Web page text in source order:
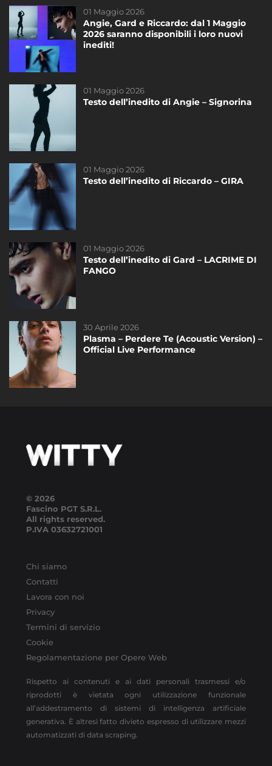
01 Maggio 2026
Angie, Gard e Riccardo: dal 1 Maggio
2026 saranno disponibili i loro nuovi
inediti!
01 Maggio 2026
Testo dell’inedito di Angie – Signorina
01 Maggio 2026
Testo dell’inedito di Riccardo – GIRA
01 Maggio 2026
Testo dell’inedito di Gard – LACRIME DI
FANGO
30 Aprile 2026
Plasma – Perdere Te (Acoustic Version) –
Official Live Performance
27 Gennaio 2026
I nuovi inediti dei cantanti di #Amici25:
ascoltali ora!
14 Marzo 2023
Testo dell’inedito di Federica – Scivola
21 Novembre 2020
Riassunto dello Speciale di sabato del
14 Maggio 2025
La finale di #Amici24 – Televoto!
19 Dicembre 2020
Riassunto dello speciale del sabato di
#Amici20 del 19 Dicembre
© 2026
Fascino PGT S.R.L.
All rights reserved.
P.IVA 03632721001
Chi siamo
Contatti
Lavora con noi
Privacy
Termini di servizio
Cookie
Regolamentazione per Opere Web
Rispetto ai contenuti e ai dati personali trasmessi e/o
riprodotti è vietata ogni utilizzazione funzionale
all’addestramento di sistemi di intelligenza artificiale
generativa. È altresì fatto divieto espresso di utilizzare mezzi
automatizzati di data scraping.